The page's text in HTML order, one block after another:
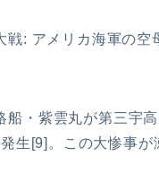
戦: アメリカ海軍の空
船・紫雲丸が第三宇
生[9]。この大惨事が